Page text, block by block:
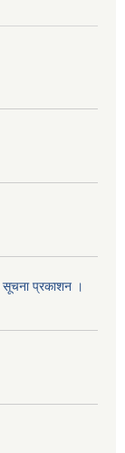
सूचना प्रकाशन ।